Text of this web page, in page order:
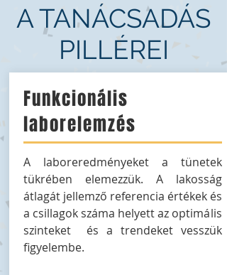
A TANÁCSADÁS
PILLÉREI
Funkcionális
laborelemzés
A laboreredményeket a tünetek
tükrében elemezzük. A lakosság
átlagát jellemző referencia értékek és
a csillagok száma helyett az optimális
szinteket és a trendeket vesszük
figyelembe.